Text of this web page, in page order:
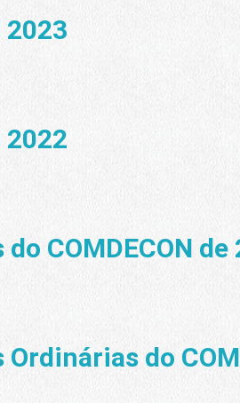
2023
2022
COMDECON de
do